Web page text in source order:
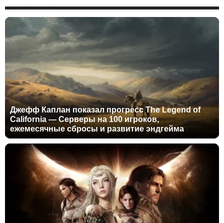
Джефф Каплан показал прогресс The Legend of
California — Серверы на 100 игроков,
ежемесячные сбросы и развитие эндгейма